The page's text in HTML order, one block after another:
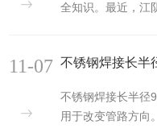
全知识。最近，江
不锈钢焊接长半
不锈钢焊接长半径
用于改变管路方向
11-07